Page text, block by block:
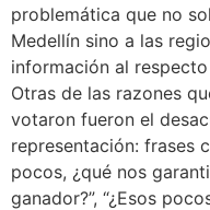
problemática que no
Medellín sino a las
información al
Otras de las razones
votaron fueron el
representación: frases
pocos, ¿qué nos
ganador?”, “¿Esos